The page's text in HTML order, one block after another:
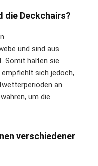
die Deckchairs?
und sind aus
Somit halten sie
empfiehlt sich jedoch,
an
um die
verschiedener